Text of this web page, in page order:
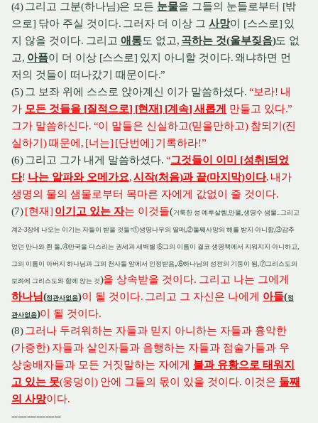
(4) 그리고 그분(하나님)은 모든 눈물을 그들의 눈들로부터 [밖
으로] 닦아 주실 것이다. 그러자 더 이상 그사망이 [스스로] 있
지 않을 것이다. 그리고 애통도 없고, 곡하는 것(울부짖음)도 없
고, 아픔이 더 이상 [스스로] 있지 아니할 것이다.왜냐하면 먼
저의 것들이 떠나갔기 때문이다.”
(5) 그 보좌 위에 스스로 앉아계신 이가 말씀하셨다. “보라! 내
가 모든 것들을 [질적으로] [현재] [계속]새롭게 만들고 있다.”
그가 말씀하신다. “이 말들은 신실하고(믿을만하고) 참되기(진
실하기 )때문에 , [너는] [단번에 ] 기록하라!”
(6) 그리고 그가 내게 말씀하셨다.“그것들이 이미 [성취]되었
다! 나는 알파와 오메가요,시작(처음)과 끝(마지막)이다. 내가
생명의 물의 샘물로부터 목마른 자에게 값없이 줄 것이다.
(7)[현재] 이기고 있는 자는 이것들(거룩한 성 예루살렘,만물,생명수 샘물...그리고
계2~3장에 나오는 이기는 자들이 받을 것들=①생명나무의 열매,②둘째사망의 해를 받지 아니함,③감추
었던 만나와 흰 돌,④만국을 다스리는 권세과 새벽별⑤그의 이름이 결코 생명책에서 지워지지 아니하고,
그의 이름이 아버지 하나님과 그의 천사들 앞에서 인정받음,,⑥하나님의 성전의 기둥이 됨,⑦그리스도의
보좌에 그리스도와 함께 앉는 것)을 상속받을 것이다. 그리고 나는 그에게
하나님(정관사없음)이 될 것이다. 그리고 그 자신은 나에게 아들(정
관사없음)이 될 것이다.
(8) 그러나 두려워하는 자들과 믿지 아니하는 자들과 흉악한
(가증한) 자들과 살인자들과 음행하는 자들과 점술가들과 우
상숭배자들과 모든 거짓말하는 자에게 불과 유황으로 태워지
고 있는 못(웅덩이) 안에 그들의 몫이 있을 것이다. 이것은 둘째
의 사망이다.
----------------